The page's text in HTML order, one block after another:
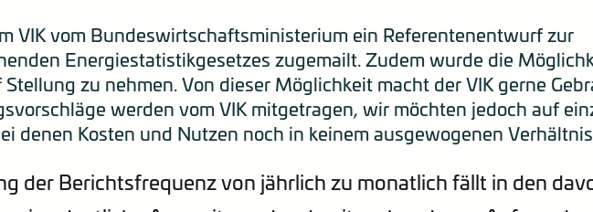
VIK vom Bundeswirtschaftsministerium ein Referentenentwurf zur
Energiestatistikgesetzes zugemailt. Zudem wurde die
zu nehmen. Von dieser Möglichkeit macht der VIK gerne
werden vom VIK mitgetragen, wir möchten jedoch auf
denen Kosten und Nutzen noch in keinem ausgewogenen
der Berichtsfrequenz von jährlich zu monatlich fällt in den